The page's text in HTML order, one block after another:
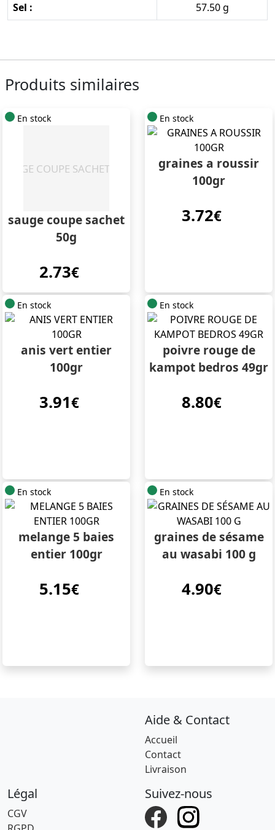
Sel :
57.50 g
Produits similaires
En stock
sauge coupe sachet
50g
2.73€
En stock
graines a roussir
100gr
3.72€
En stock
anis vert entier
100gr
3.91€
En stock
poivre rouge de
kampot bedros 49gr
8.80€
En stock
melange 5 baies
entier 100gr
5.15€
En stock
graines de sésame
au wasabi 100 g
4.90€
Aide & Contact
Accueil
Contact
Livraison
Légal
CGV
Suivez-nous